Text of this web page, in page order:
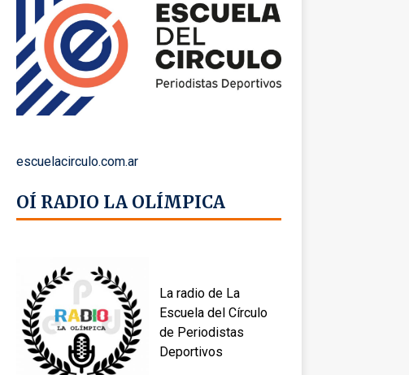
escuelacirculo.com.ar
OÍ RADIO LA OLÍMPICA
La radio de La
Escuela del Círculo
de Periodistas
Deportivos